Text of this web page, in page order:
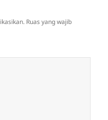
Ruas yang wajib